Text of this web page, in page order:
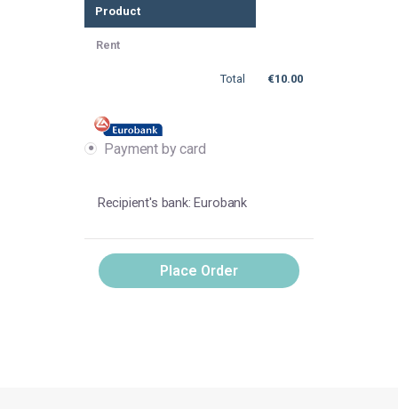
Product
Rent
Total €10.00
Payment by card
Recipient's bank: Eurobank
Place Order